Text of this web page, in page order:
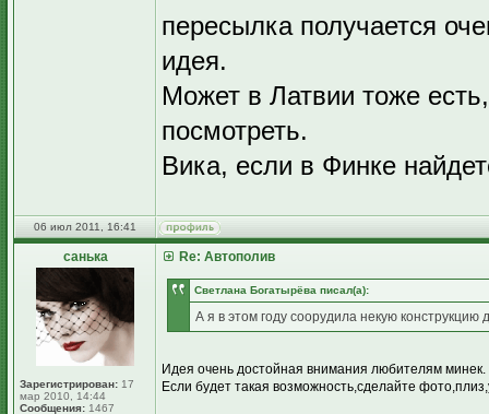
пересылка получается
идея.
Может в Латвии тоже
посмотреть.
Вика, если в Финке
06 июл 2011, 16:41
санька
Зарегистрирован: 17
мар 2010, 14:44
Сообщения: 1467
Re: Автополив
Светлана Богатырёва писал(а):
А я в этом году соорудила некую
Идея очень достойная внимания любителям минек.
Если будет такая возможность,сделайте